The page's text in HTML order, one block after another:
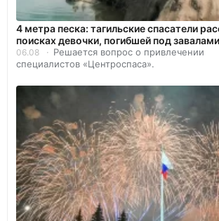
4 метра песка: тагильские спасатели
поисках девочки, погибшей под
06.08
Решается вопрос о привлечении
специалистов «Центроспаса».